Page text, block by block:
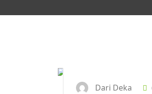
Dari Deka